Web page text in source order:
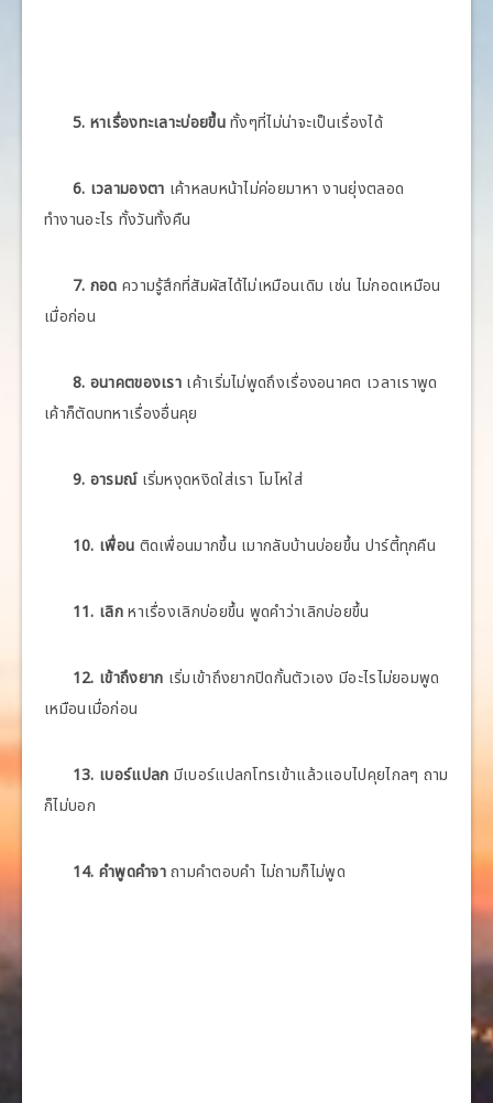
5. หาเรื่องทะเลาะบ่อยขึ้นทั้งๆที่ไม่น่าจะเป็นเรื่องได้
6. เวลามองตา เค้าหลบหน้าไม่ค่อยมาหา งานยุ่งตลอด
ทำงานอะไร ทั้งวันทั้งคืน
7. กอด ความรู้สึกที่สัมผัสได้ไม่เหมือนเดิม เช่น ไม่กอดเหมือน
เมื่อก่อน
8. อนาคตของเรา เค้าเริ่มไม่พูดถึงเรื่องอนาคต เวลาเราพูด
เค้าก็ตัดบทหาเรื่องอื่นคุย
9. อารมณ์เริ่มหงุดหงิดใส่เรา โมโหใส่
10. เพื่อน ติดเพื่อนมากขึ้น เมากลับบ้านบ่อยขึ้น ปาร์ตี้ทุกคืน
11. เลิกหาเรื่องเลิกบ่อยขึ้น พูดคำว่าเลิกบ่อยขึ้น
12. เข้าถึงยาก เริ่มเข้าถึงยากปิดกั้นตัวเอง มีอะไรไม่ยอมพูด
เหมือนเมื่อก่อน
13. เบอร์แปลก มีเบอร์แปลกโทรเข้าแล้วแอบไปคุยไกลๆ ถาม
ก็ไม่บอก
14. คำพูดคำจาถามคำตอบคำ ไม่ถามก็ไม่พูด